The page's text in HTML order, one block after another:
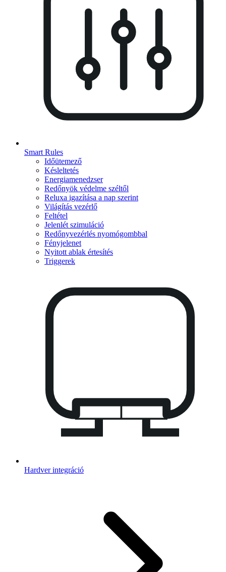
Smart Rules
Időütemező
Késleltetés
Energiamenedzser
Redőnyök védelme széltől
Reluxa igazítása a nap szerint
Világítás vezérlő
Feltétel
Jelenlét szimuláció
Redőnyvezérlés nyomógombbal
Fényjelenet
Nyitott ablak értesítés
Triggerek
Hardver integráció